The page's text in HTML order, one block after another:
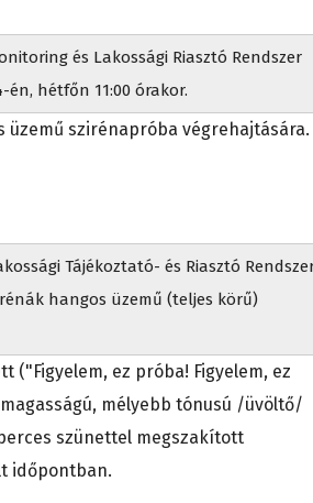
és Lakossági Riasztó Rendszer
hétfőn 11:00 órakor.
üzemű szirénapróba végrehajtására.
Tájékoztató- és Riasztó
hangos üzemű (teljes körű)
ez próba! Figyelem, ez
mélyebb tónusú /üvöltő/
szünettel megszakított
időpontban.